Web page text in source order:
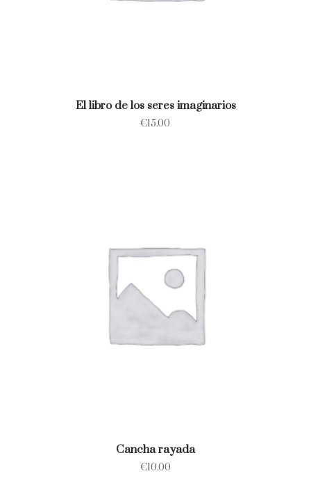
El libro de los seres imaginarios
€15.00
Cancha rayada
€10.00